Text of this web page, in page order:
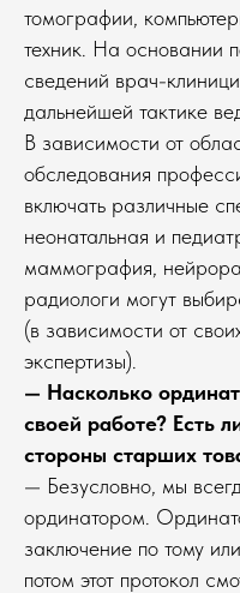
томографии,
техник. На основании
сведений врач-
дальнейшей тактике
В зависимости от
обследования
включать различные
неонатальная и
маммография,
радиологи могут
(в зависимости от
экспертизы).
— Насколько
своей работе? Есть
стороны старших
— Безусловно, мы
ординатором.
заключение по тому
потом этот протокол